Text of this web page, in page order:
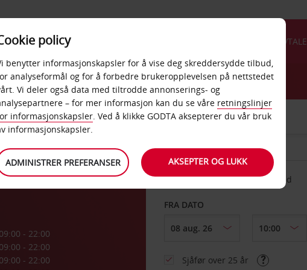
PRODUKTER BEDRIFTSAVTALE
09:00 - 22:00
09:00 - 22:00
09:00 - 22:00
HENT FRA
Velg et annet leveringssted
FRA DATO
Sjåfør over 25 år
policy
benytter informasjonskapsler for å vise deg skreddersydde tilbud,
analyseformål og for å forbedre brukeropplevelsen på nettstedet
Vi deler også data med tiltrodde annonserings- og
– for mer informasjon kan du se våre retningslinjer
informasjonskapsler. Ved å klikke GODTA aksepterer du vår bruk
informasjonskapsler.
ADMINISTRER PREFERANSER AKSEPTER OG LUKK